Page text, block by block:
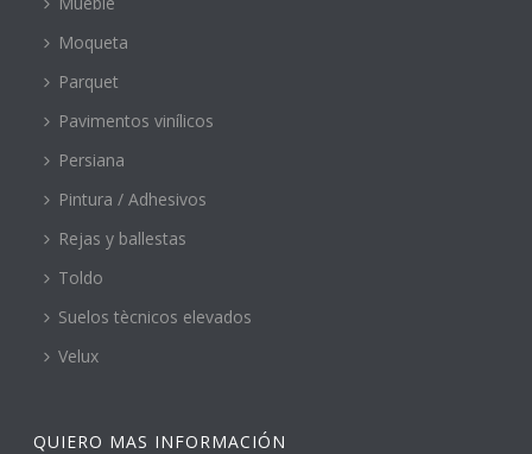
Moqueta
Parquet
Pavimentos vinílicos
Persiana
Pintura / Adhesivos
Rejas y ballestas
Toldo
Suelos tècnicos elevados
Velux
QUIERO MAS INFORMACIÓN